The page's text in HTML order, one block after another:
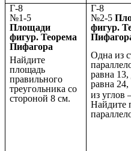
Г-8
№1-5
Площади
фигур. Теорема
Пифагора
Найдите
площадь
правильного
треугольника со
стороной 8 см.
Г-
№2-5
фигур.
Одна из
равна 13,
равна
из углов
Найдите